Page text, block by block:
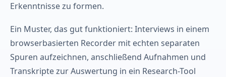
Erkenntnisse zu formen.
Ein Muster, das gut funktioniert: Interviews in einem
browserbasierten Recorder mit echten separaten
Spuren aufzeichnen, anschließend Aufnahmen und
Transkripte zur Auswertung in ein Research-Tool